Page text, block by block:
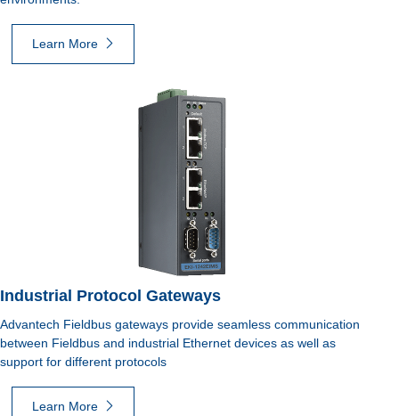
Learn More
Industrial Protocol Gateways
Advantech Fieldbus gateways provide seamless communication
between Fieldbus and industrial Ethernet devices as well as
support for different protocols
Learn More